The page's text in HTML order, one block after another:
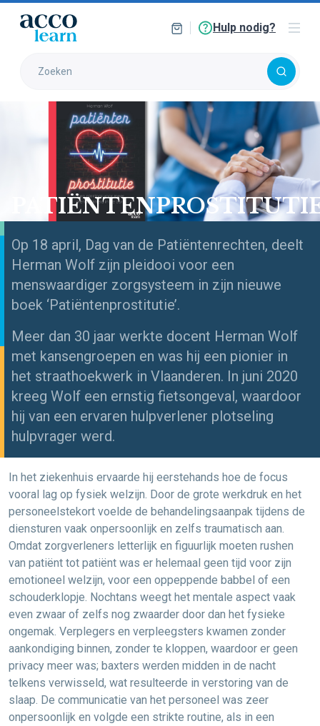
Hulp nodig?
Op 18 april, Dag van de Patiëntenrechten, deelt
Herman Wolf zijn pleidooi voor een
menswaardiger zorgsysteem in zijn nieuwe
boek ‘Patiëntenprostitutie’.
Meer dan 30 jaar werkte docent Herman Wolf
met kansengroepen en was hij een pionier in
het straathoekwerk in Vlaanderen. In juni 2020
kreeg Wolf een ernstig fietsongeval, waardoor
hij van een ervaren hulpverlener plotseling
hulpvrager werd.
In het ziekenhuis ervaarde hij eerstehands hoe de focus
vooral lag op fysiek welzijn. Door de grote werkdruk en het
personeelstekort voelde de behandelingsaanpak tijdens de
diensturen vaak onpersoonlijk en zelfs traumatisch aan.
Omdat zorgverleners letterlijk en figuurlijk moeten rushen
van patiënt tot patiënt was er helemaal geen tijd voor zijn
emotioneel welzijn, voor een oppeppende babbel of een
schouderklopje. Nochtans weegt het mentale aspect vaak
even zwaar of zelfs nog zwaarder door dan het fysieke
ongemak. Verplegers en verpleegsters kwamen zonder
aankondiging binnen, zonder te kloppen, waardoor er geen
privacy meer was; baxters werden midden in de nacht
telkens verwisseld, wat resulteerde in verstoring van de
slaap. De communicatie van het personeel was zeer
onpersoonlijk en volgde een strikte routine, als in een